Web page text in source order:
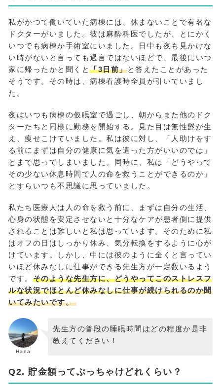
私がかつて働いていた病棟には、休まないことで有名な
ドクターがいました。彼は麻酔科医でしたが、とにかく
いつでも病棟か手術室にいました。日中も夜も見かけな
い時がないと言っても過言ではないほどで、最後にいつ
家に帰ったかと聞くと「3日前」と答えたことがあった
そうです。その時は、病棟看護時全員が引いていまし
た。
夜はいつも病棟の仮眠室で過ごし、朝からまた他のドク
ターたちと同様に勤務を開始する。見た目は無性髭が生
え、痩せこけていました。私は彼に対し、「人助けをす
る前にまずは自分の健康に気を遣った方がいいのでは」
とまで思ってしまいました。同時に、私は「どうやって
その少ない休息時間で人の命を救うことができるのか」
とすらいつも不思議に思っていました。
私たち医療人は人の命を救う前に、まずは自分の生活、
心身の状態を安定させないと十分なケアが患者側に提供
されることは難しいと私は思っています。そのために私
はオフの日はしっかり休み、気分転換をするように心が
けています。しかし、中には彼のように全くと言ってい
いほど休みなしに仕事ができる先生方が一定数いるよう
です。 そのような先生方に、どうやってこのストレスフ
ルな状況でほとんど休みなしに仕事が続けられるのか聞
いてみたいです。
Hana
先生方の普段の睡眠時間はどの程度か是非
教えてください！
Q2. 貯金額ってぶっちゃけどれくらい？